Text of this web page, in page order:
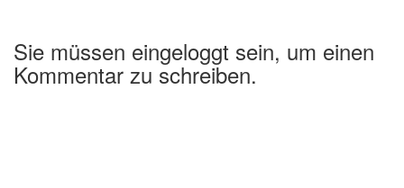
Sie müssen eingeloggt sein, um einen
Kommentar zu schreiben.